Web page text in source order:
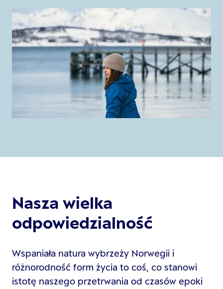
Nasza wielka
odpowiedzialność
Wspaniała natura wybrzeży Norwegii i
różnorodność form życia to coś, co stanowi
istotę naszego przetrwania od czasów epoki